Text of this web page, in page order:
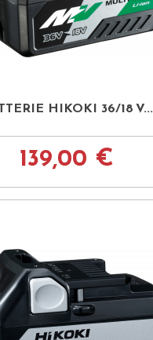
HIKOKI 36/18 V...
139,00 €